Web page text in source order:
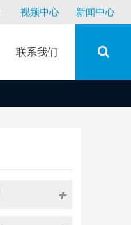
视频中心 新闻中心
联系我们